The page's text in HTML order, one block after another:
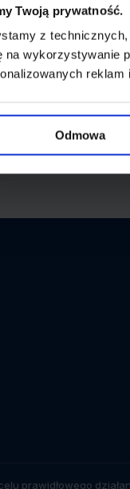
Twoją prywatność.
z
na wykorzystywanie
reklam
Odmowa
prawidłowego